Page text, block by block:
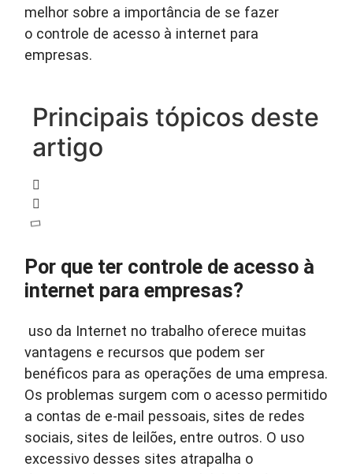
melhor sobre a importância de se fazer
o controle de acesso à internet para
empresas.
Principais tópicos deste
artigo
Por que ter controle de acesso à
internet para empresas?
uso da Internet no trabalho oferece muitas
vantagens e recursos que podem ser
benéficos para as operações de uma empresa.
Os problemas surgem com o acesso permitido
a contas de e-mail pessoais, sites de redes
sociais, sites de leilões, entre outros. O uso
excessivo desses sites atrapalha o